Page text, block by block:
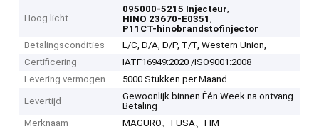
Hoog licht
095000-5215 Injecteur,
HINO 23670-E0351,
P11CT-hinobrandstofinjector
Betalingscondities
L/C, D/A, D/P, T/T, Western Union,
Certificering
IATF16949:2020 /ISO9001:2008
Levering vermogen
5000 Stukken per Maand
Levertijd
Gewoonlijk binnen Één Week na ontvang
Betaling
Merknaam
MAGURO、FUSA、FIM